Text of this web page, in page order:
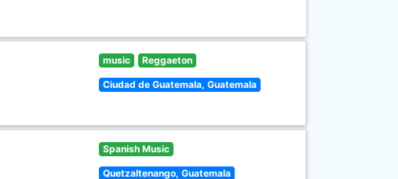
music Reggaeton
Ciudad de Guatemala, Guatemala
Spanish Music
Quetzaltenango, Guatemala